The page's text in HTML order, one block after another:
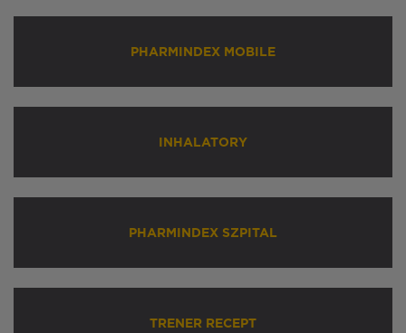
PHARMINDEX MOBILE
INHALATORY
PHARMINDEX SZPITAL
TRENER RECEPT